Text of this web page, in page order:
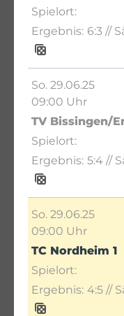
6:3 //
So. 29.06.25
09:00 Uhr
TV Bissingen/
5:4 //
So. 29.06.25
09:00 Uhr
TC Nordheim 1
4:5 //